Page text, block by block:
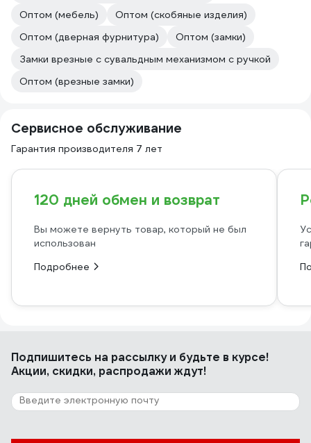
Оптом (мебель)
Оптом (скобяные изделия)
Оптом (дверная фурнитура)
Оптом (замки)
Замки врезные с сувальдным механизмом с ручкой
Оптом (врезные замки)
Сервисное обслуживание
Гарантия производителя 7 лет
120 дней обмен и возврат
Вы можете вернуть товар, который не был
использован
Подробнее
Подпишитесь на рассылкуи будьте в курсе!
Акции, скидки, распродажи ждут!